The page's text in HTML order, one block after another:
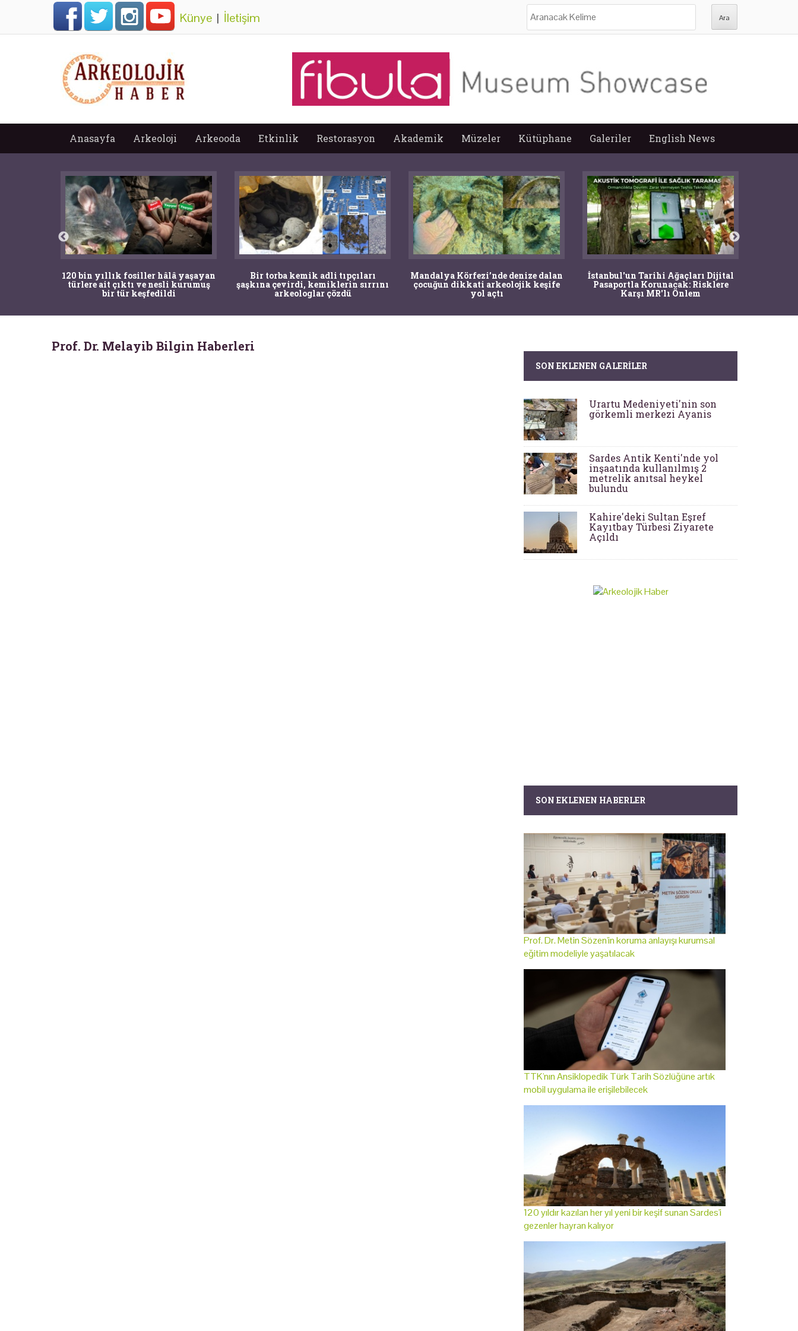
Künye | İletişim
Anasayfa Arkeoloji Arkeooda Etkinlik Restorasyon Akademik Müzeler Kütüphane Galeriler English News
120 bin yıllık fosiller hâlâ yaşayan
türlere ait çıktı ve nesli kurumuş
bir tür keşfedildi
Bir torba kemik adli tıpçıları
şaşkına çevirdi, kemiklerin sırrını
arkeologlar çözdü
Mandalya Körfezi’nde denize dalan
çocuğun dikkati arkeolojik keşife
yol açtı
İstanbul'un Tarihi Ağaçları Dijital
Pasaportla Korunacak: Risklere
Karşı MR'lı Önlem
Prof. Dr. Melayib Bilgin Haberleri
SON EKLENEN GALERILER
Urartu Medeniyeti'nin son
görkemli merkezi Ayanis
Sardes Antik Kenti'nde yol
inşaatında kullanılmış 2
metrelik anıtsal heykel
bulundu
Kahire'deki Sultan Eşref
Kayıtbay Türbesi Ziyarete
Açıldı
SON EKLENEN HABERLER
Prof. Dr. Metin Sözen'in koruma anlayışı kurumsal
eğitim modeliyle yaşatılacak
TTK'nın Ansiklopedik Türk Tarih Sözlüğüne artık
mobil uygulama ile erişilebilecek
120 yıldır kazılan her yıl yeni bir keşif sunan Sardes'i
gezenler hayran kalıyor